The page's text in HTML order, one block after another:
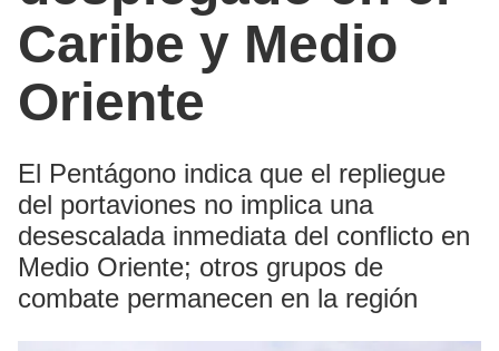
Caribe y Medio
Oriente
El Pentágono indica que el repliegue
del portaviones no implica una
desescalada inmediata del conflicto en
Medio Oriente; otros grupos de
combate permanecen en la región